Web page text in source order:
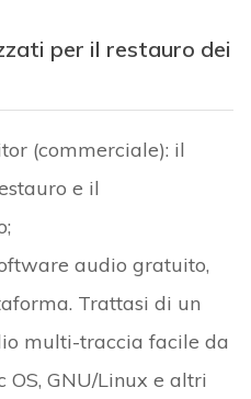
per il restauro dei
(commerciale): il
e il
audio gratuito,
Trattasi di un
multi-traccia facile da
GNU/Linux e altri